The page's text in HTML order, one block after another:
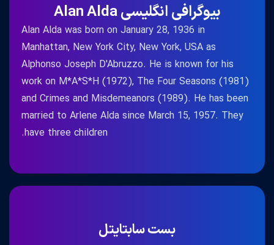
بیوگرافی انگلیسی Alan Alda
Alan Alda was born on January 28, 1936 in
Manhattan, New York City, New York, USA as
Alphonso Joseph D'Abruzzo. He is known for his
work on M*A*S*H (1972), The Four Seasons (1981)
and Crimes and Misdemeanors (1989). He has been
married to Arlene Alda since March 15, 1957. They
have three children.
بست سابتایتل